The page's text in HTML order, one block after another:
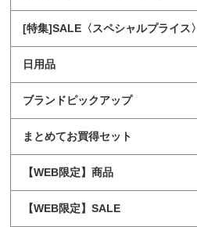
[特集]SALE〈スペシャルプライス〉
日用品
ブランドピックアップ
まとめてお買得セット
【WEB限定】商品
【WEB限定】SALE